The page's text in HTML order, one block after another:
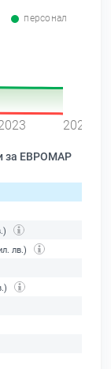
персонал
2024
за ЕВРОМАР
лв.)